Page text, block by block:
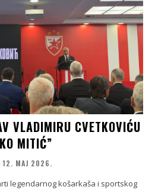
VLADIMIRU CVETKOVIĆU
MITIĆ”
12. МАЈ 2026.
legendarnog košarkaša i sportskog